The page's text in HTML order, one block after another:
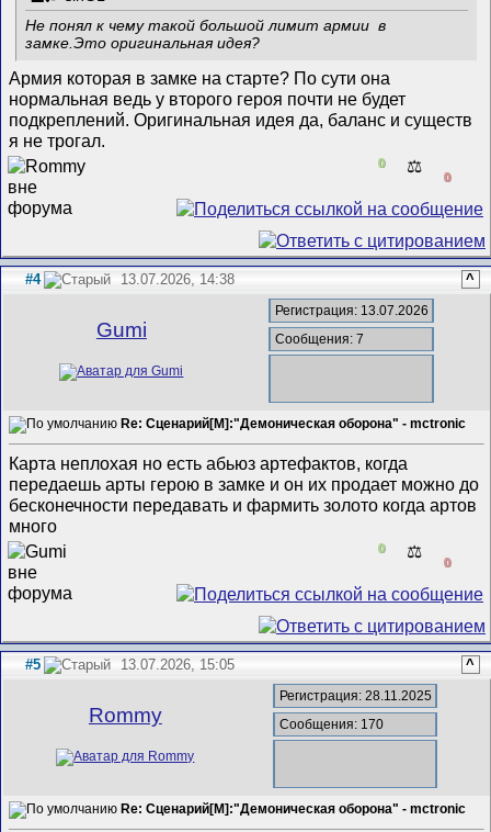
Не понял к чему такой большой лимит армии в
замке.Это оригинальная идея?
Армия которая в замке на старте? По сути она
нормальная ведь у второго героя почти не будет
подкреплений. Оригинальная идея да, баланс и существ
я не трогал.
0 ⚖️
0
#4 13.07.2026, 14:38 ^
Gumi
Регистрация: 13.07.2026
Сообщения: 7
Re: Сценарий[M]:"Демоническая оборона" - mctronic
Карта неплохая но есть абьюз артефактов, когда
передаешь арты герою в замке и он их продает можно до
бесконечности передавать и фармить золото когда артов
много
0 ⚖️
0
#5 13.07.2026, 15:05 ^
Rommy
Регистрация: 28.11.2025
Сообщения: 170
Re: Сценарий[M]:"Демоническая оборона" - mctronic